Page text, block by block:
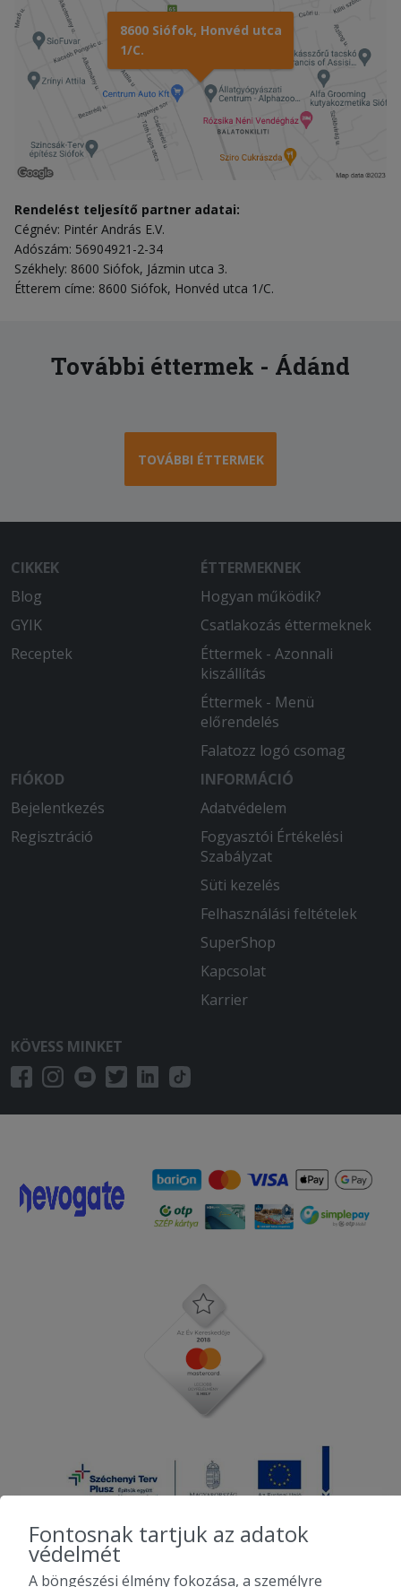
8600 Siófok, Honvéd utca
1/C.
Rendelést teljesítő partner adatai:
Cégnév: Pintér András E.V.
Adószám: 56904921-2-34
Székhely: 8600 Siófok, Jázmin utca 3.
Étterem címe: 8600 Siófok, Honvéd utca 1/C.
További éttermek - Ádánd
TOVÁBBI ÉTTERMEK
CIKKEK
Blog
GYIK
Receptek
ÉTTERMEKNEK
Hogyan működik?
Csatlakozás éttermeknek
Éttermek - Azonnali
kiszállítás
Éttermek - Menü
előrendelés
Falatozz logó csomag
FIÓKOD
Bejelentkezés
Regisztráció
INFORMÁCIÓ
Adatvédelem
Fogyasztói Értékelési
Szabályzat
Süti kezelés
Felhasználási feltételek
SuperShop
Kapcsolat
Karrier
KÖVESS MINKET
Fontosnak tartjuk az adatok
védelmét
A böngészési élmény fokozása, a személyre